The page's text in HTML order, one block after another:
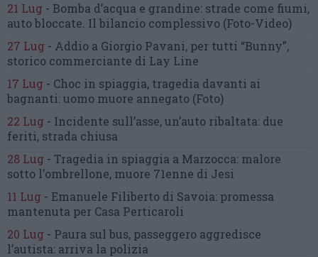
21 Lug - Bomba d’acqua e grandine: strade come fiumi,
auto bloccate. Il bilancio complessivo (Foto-Video)
27 Lug - Addio a Giorgio Pavani, per tutti “Bunny”,
storico commerciante di Lay Line
17 Lug - Choc in spiaggia, tragedia davanti ai
bagnanti:uomo muore annegato (Foto)
22 Lug - Incidente sull’asse, un’auto ribaltata: due
feriti, strada chiusa
28 Lug - Tragedia in spiaggia a Marzocca: malore
sotto l’ombrellone, muore 71enne di Jesi
11 Lug - Emanuele Filiberto di Savoia: promessa
mantenuta per Casa Perticaroli
20 Lug - Paura sul bus, passeggero aggredisce
l’autista: arriva la polizia